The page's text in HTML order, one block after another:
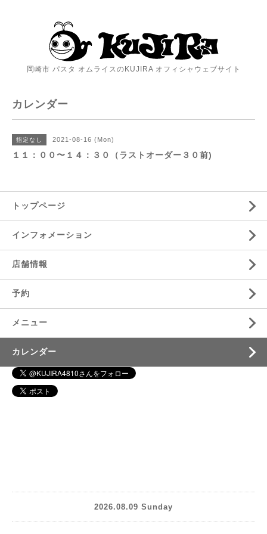
岡崎市 パスタ オムライスのKUJIRA オフィシャウェブサイト
カレンダー
指定なし 2021-08-16 (Mon)
１１：００〜１４：３０（ラストオーダー３０前)
トップページ
インフォメーション
店舗情報
予約
メニュー
カレンダー
2026.08.09 Sunday